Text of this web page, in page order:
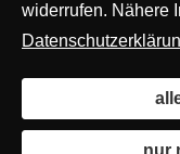
widerrufen. Nähere
nur